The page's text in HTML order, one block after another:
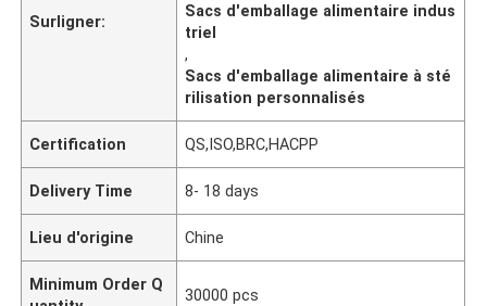
Surligner:
Sacs d'emballage alimentaire indus
triel
,
Sacs d'emballage alimentaire à sté
rilisation personnalisés
Certification QS,ISO,BRC,HACPP
Delivery Time 8- 18 days
Lieu d'origine Chine
Minimum Order Q
30000 pcs